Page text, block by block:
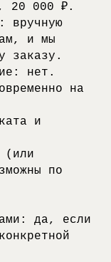
20 000 ₽.
вручную
и мы
заказу.
нет.
на
и
(или
по
да, если